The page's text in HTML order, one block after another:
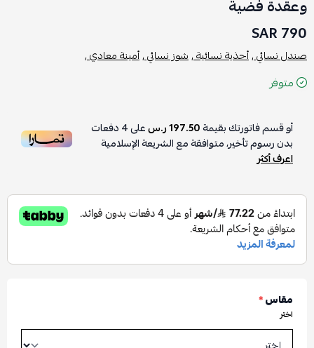
وعقدة فضية
790 SAR
صندل نسائي ,أحذية نسائية ,شوز نسائي ,أمينة معادي ,
متوفر
أو قسم فاتورتك بقيمة197.50 ر.س على4دفعات
بدون رسوم تأخير، متوافقة مع الشريعة الإسلامية
اعرف أكثر
مقاس*
اختر